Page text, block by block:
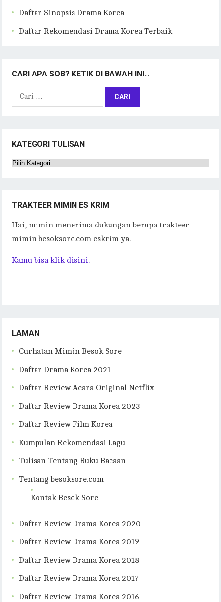
Daftar Sinopsis Drama Korea
Daftar Rekomendasi Drama Korea Terbaik
CARI APA SOB? KETIK DI BAWAH INI…
Cari
KATEGORI TULISAN
Kategori
TRAKTEER MIMIN ES KRIM
Hai, mimin menerima dukungan berupa trakteer
mimin besoksore.com eskrim ya.
Kamu bisa klik disini.
LAMAN
Curhatan Mimin Besok Sore
Daftar Drama Korea 2021
Daftar Review Acara Original Netflix
Daftar Review Drama Korea 2023
Daftar Review Film Korea
Kumpulan Rekomendasi Lagu
Tulisan Tentang Buku Bacaan
Tentang besoksore.com
Kontak Besok Sore
Daftar Review Drama Korea 2020
Daftar Review Drama Korea 2019
Daftar Review Drama Korea 2018
Daftar Review Drama Korea 2017
Daftar Review Drama Korea 2016